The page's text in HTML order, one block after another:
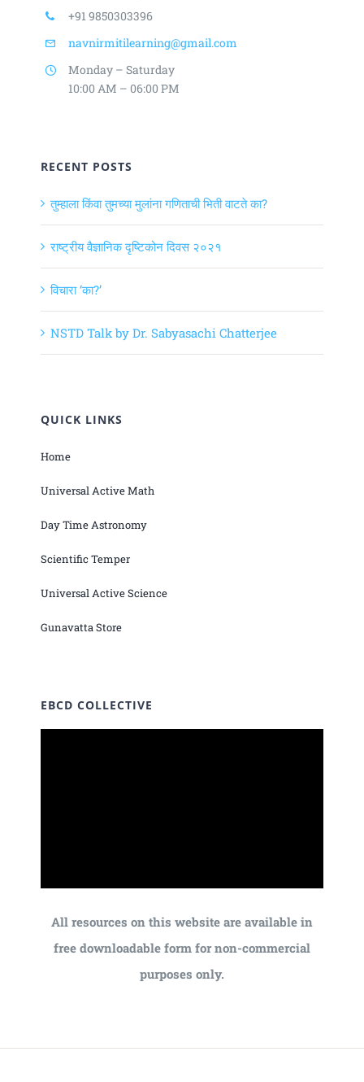
+91 9850303396
navnirmitilearning@gmail.com
Monday – Saturday
10:00 AM – 06:00 PM
RECENT POSTS
तुम्हाला किंवा तुमच्या मुलांना गणिताची भिती वाटते का?
राष्ट्रीय वैज्ञानिक दृष्टिकोन दिवस २०२१
विचारा ‘का?’
NSTD Talk by Dr. Sabyasachi Chatterjee
QUICK LINKS
Home
Universal Active Math
Day Time Astronomy
Scientific Temper
Universal Active Science
Gunavatta Store
EBCD COLLECTIVE
All resources on this website are available in
free downloadable form for non-commercial
purposes only.